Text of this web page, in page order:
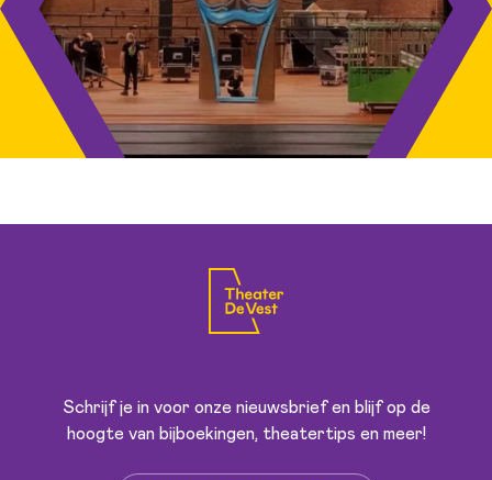
Schrijf je in voor onze nieuwsbrief en blijf op de
hoogte van bijboekingen, theatertips en meer!